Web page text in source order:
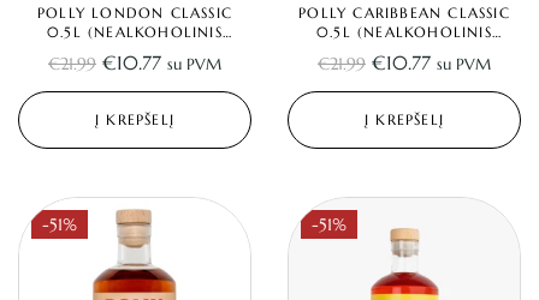
POLLY LONDON CLASSIC
0.5L (NEALKOHOLINIS
DŽINAS)
€21.99 €10.77 su PVM
Į KREPŠELĮ
POLLY CARIBBEAN CLASSIC
0.5L (NEALKOHOLINIS
ROMAS)
€21.99 €10.77 su PVM
Į KREPŠELĮ
-51% -51%